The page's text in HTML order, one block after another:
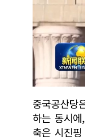
중국공산당
하는 동시
축은 시진